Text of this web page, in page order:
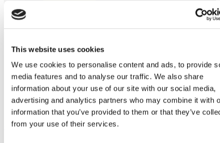
This website uses cookies
We use cookies to personalise content and ads, to provide
media features and to analyse our traffic. We also share
information about your use of our site with our social media,
advertising and analytics partners who may combine it with
information that you’ve provided to them or that they’ve
from your use of their services.
Stal benodigdheden
Minimelkers
Skelex
Melkmachine
Tepelvoeringen
Milkrite tepelvoering passend voor DeLaval 928328-01
Ga naar het einde van de afbeeldingen-gallerij